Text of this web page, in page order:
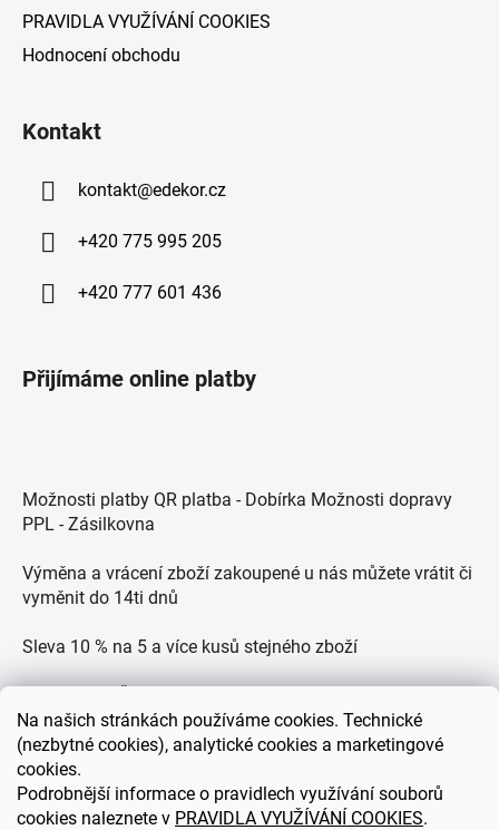
Na našich stránkách používáme cookies. Technické
(nezbytné cookies), analytické cookies a marketingové
cookies.
Podrobnější informace o pravidlech využívání souborů
cookies naleznete v PRAVIDLA VYUŽÍVÁNÍ COOKIES.
PRAVIDLA VYUŽÍVÁNÍ COOKIES
Hodnocení obchodu
Kontakt
kontakt@edekor.cz
+420 775 995 205
+420 777 601 436
Přijímáme online platby
Možnosti platby QR platba - Dobírka Možnosti dopravy
PPL - Zásilkovna
Výměna a vrácení zboží zakoupené u nás můžete vrátit či
vyměnit do 14ti dnů
Sleva 10 % na 5 a více kusů stejného zboží
Zákaznická podpora každý všední den od 9.00 do 18.00
hodin